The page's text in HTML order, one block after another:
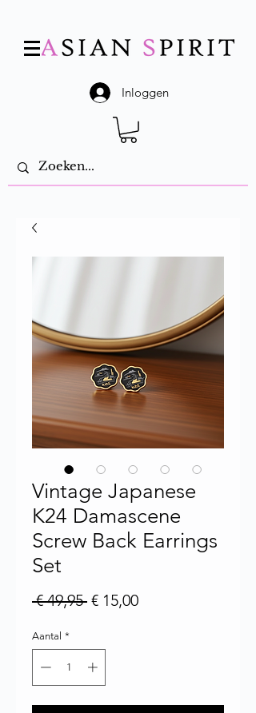
Inloggen
Vintage Japanese
K24 Damascene
Screw Back Earrings
Set
€ 49,95 Normale prijs
€ 15,00Verkoopprijs
Aantal *